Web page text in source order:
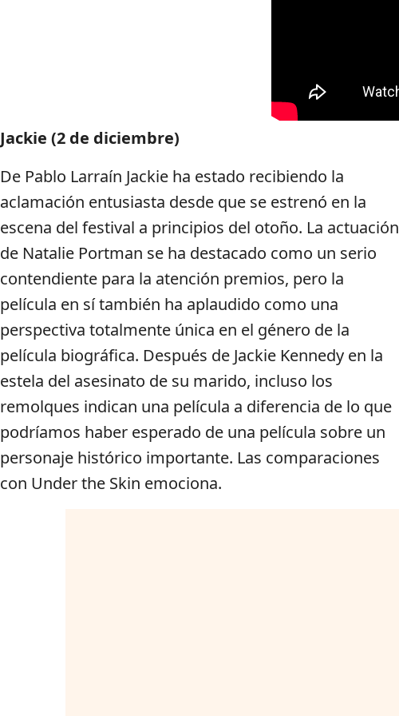
Jackie (2 de diciembre)
De Pablo Larraín Jackie ha estado recibiendo la
aclamación entusiasta desde que se estrenó en la
escena del festival a principios del otoño. La actuación
de Natalie Portman se ha destacado como un serio
contendiente para la atención premios, pero la
película en sí también ha aplaudido como una
perspectiva totalmente única en el género de la
película biográfica. Después de Jackie Kennedy en la
estela del asesinato de su marido, incluso los
remolques indican una película a diferencia de lo que
podríamos haber esperado de una película sobre un
personaje histórico importante. Las comparaciones
con Under the Skin emociona.